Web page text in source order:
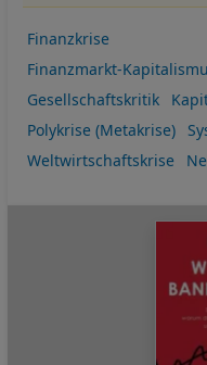
Finanzkrise
Finanzmarkt-
Gesellschaftskritik
Polykrise (Metakrise)
Weltwirtschaftskrise